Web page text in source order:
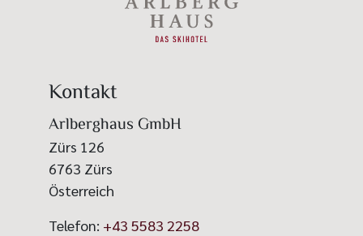
Kontakt
Arlberghaus GmbH
Zürs 126
6763 Zürs
Österreich
Telefon: +43 5583 2258